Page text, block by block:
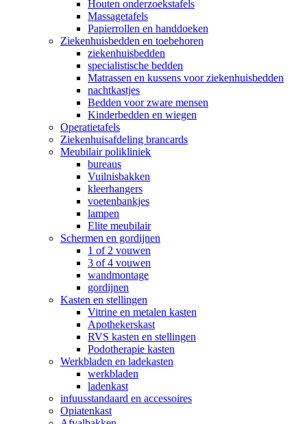
Houten onderzoekstafels
Massagetafels
Papierrollen en handdoeken
Ziekenhuisbedden en toebehoren
ziekenhuisbedden
specialistische bedden
Matrassen en kussens voor ziekenhuisbedden
nachtkastjes
Bedden voor zware mensen
Kinderbedden en wiegen
Operatietafels
Ziekenhuisafdeling brancards
Meubilair polikliniek
bureaus
Vuilnisbakken
kleerhangers
voetenbankjes
lampen
Elite meubilair
Schermen en gordijnen
1 of 2 vouwen
3 of 4 vouwen
wandmontage
gordijnen
Kasten en stellingen
Vitrine en metalen kasten
Apothekerskast
RVS kasten en stellingen
Podotherapie kasten
Werkbladen en ladekasten
werkbladen
ladenkast
infuusstandaard en accessoires
Opiatenkast